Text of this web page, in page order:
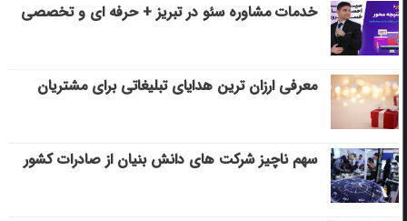
خدمات مشاوره سئو در تبریز + حرفه ای و تخصصی
معرفی ارزان ترین هدایای تبلیغاتی برای مشتریان
سهم ناچیز شرکت های دانش بنیان از صادرات کشور